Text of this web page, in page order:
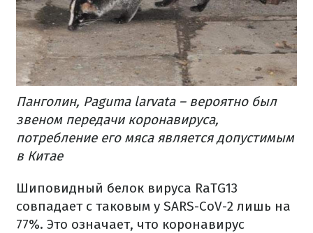
Панголин, Paguma larvata – вероятно был
звеном передачи коронавируса,
потребление его мяса является допустимым
в Китае
Шиповидный белок вируса RaTG13
совпадает с таковым у SARS-CoV-2 лишь на
77%. Это означает, что коронавирус